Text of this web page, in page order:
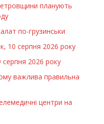
планують
по-грузинськи
10 серпня 2026 року
2026 року
важлива правильна
центри на